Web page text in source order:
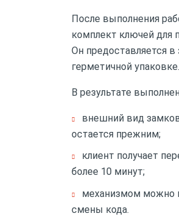
После выполнения
комплект ключей для
Он предоставляется
герметичной упаковке.
В результате
внешний вид
остается прежним;
клиент получает
более 10 минут;
механизмом можно
смены кода.